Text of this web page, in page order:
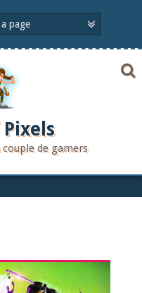
couple de gamers